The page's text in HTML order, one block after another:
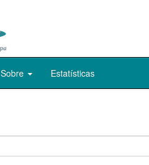
Sobre Estatísticas